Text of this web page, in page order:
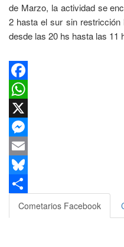
de Marzo, la actividad se
2 hasta el sur sin
desde las 20 hs hasta las 11
Facebook
WhatsApp
X
Messenger
Email
Bluesky
Compartir
Cometarios Facebook